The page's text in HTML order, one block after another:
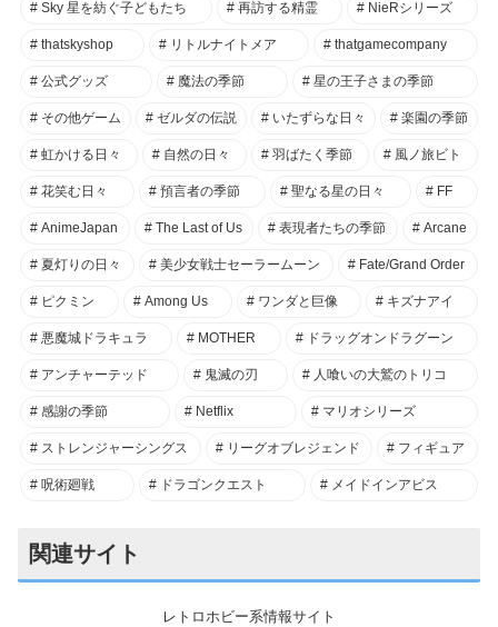
Sky 星を紡ぐ子どもたち 再訪する精霊 NieRシリーズ
thatskyshop リトルナイトメア thatgamecompany
公式グッズ 魔法の季節 星の王子さまの季節
その他ゲーム ゼルダの伝説 いたずらな日々 楽園の季節
虹かける日々 自然の日々 羽ばたく季節 風ノ旅ビト
花笑む日々 預言者の季節 聖なる星の日々 FF
AnimeJapan The Last of Us 表現者たちの季節 Arcane
夏灯りの日々 美少女戦士セーラームーン Fate/Grand Order
ピクミン Among Us ワンダと巨像 キズナアイ
悪魔城ドラキュラ MOTHER ドラッグオンドラグーン
アンチャーテッド 鬼滅の刃 人喰いの大鷲のトリコ
感謝の季節 Netflix マリオシリーズ
ストレンジャーシングス リーグオブレジェンド フィギュア
呪術廻戦 ドラゴンクエスト メイドインアビス
関連サイト
レトロホビー系情報サイト